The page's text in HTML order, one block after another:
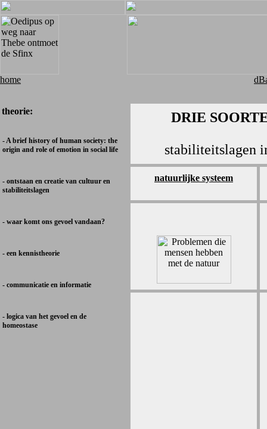
home
theorie:
- A brief history of human society: the
origin and role of emotion in social life
- ontstaan en creatie van cultuur en
stabiliteitslagen
- waar komt ons gevoel vandaan?
- een kennistheorie
- communicatie en informatie
- logica van het gevoel en de
homeostase
DRIE
stabiliteitslagen
natuurlijke systeem